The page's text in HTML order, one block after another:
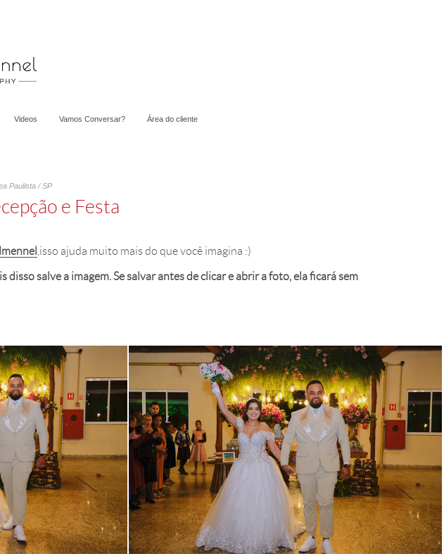
Videos Vamos Conversar? Área do cliente
Paulista / SP
e Festa
,isso ajuda muito mais do que você imagina :)
salve a imagem. Se salvar antes de clicar e abrir a foto, ela ficará sem